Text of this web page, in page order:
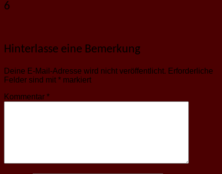
6
Hinterlasse eine Bemerkung
Deine E-Mail-Adresse wird nicht veröffentlicht. Erforderliche
Felder sind mit * markiert
Kommentar *